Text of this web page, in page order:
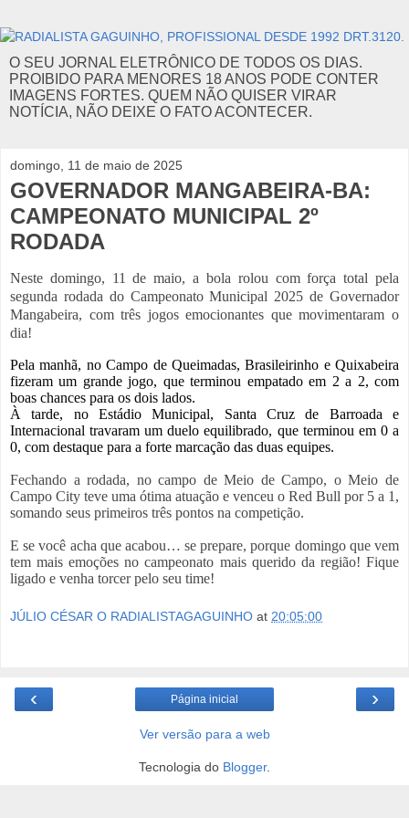
O SEU JORNAL ELETRÔNICO DE TODOS OS DIAS.
PROIBIDO PARA MENORES 18 ANOS PODE CONTER
IMAGENS FORTES. QUEM NÃO QUISER VIRAR
NOTÍCIA, NÃO DEIXE O FATO ACONTECER.
domingo, 11 de maio de 2025
GOVERNADOR MANGABEIRA-BA:
CAMPEONATO MUNICIPAL 2º
RODADA
Neste domingo, 11 de maio, a bola rolou com força total pela
segunda rodada do Campeonato Municipal 2025 de Governador
Mangabeira, com três jogos emocionantes que movimentaram o
dia!
Pela manhã, no Campo de Queimadas, Brasileirinho e Quixabeira
fizeram um grande jogo, que terminou empatado em 2 a 2, com
boas chances para os dois lados.
À tarde, no Estádio Municipal, Santa Cruz de Barroada e
Internacional travaram um duelo equilibrado, que terminou em 0 a
0, com destaque para a forte marcação das duas equipes.
Fechando a rodada, no campo de Meio de Campo, o Meio de
Campo City teve uma ótima atuação e venceu o Red Bull por 5 a 1,
somando seus primeiros três pontos na competição.
E se você acha que acabou… se prepare, porque domingo que vem
tem mais emoções no campeonato mais querido da região! Fique
ligado e venha torcer pelo seu time!
JÚLIO CÉSAR O RADIALISTAGAGUINHO at 20:05:00
‹ ›
Página inicial
Ver versão para a web
Tecnologia do Blogger.